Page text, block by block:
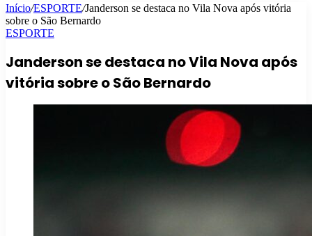
Início/ESPORTE/Janderson se destaca no Vila Nova após vitória
sobre o São Bernardo
ESPORTE
Janderson se destaca no Vila Nova após
vitória sobre o São Bernardo